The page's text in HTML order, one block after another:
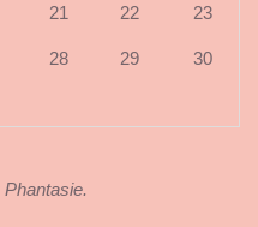
21 22 23
28 29 30